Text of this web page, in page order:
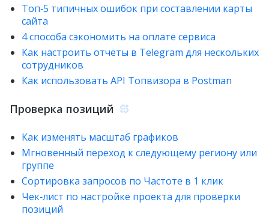
Топ‑5 типичных ошибок при составлении карты
сайта
4 способа сэкономить на оплате сервиса
Как настроить отчёты в Telegram для нескольких
сотрудников
Как использовать API Топвизора в Postman
Проверка позиций
Как изменять масштаб графиков
Мгновенный переход к следующему региону или
группе
Сортировка запросов по Частоте в 1 клик
Чек‑лист по настройке проекта для проверки
позиций